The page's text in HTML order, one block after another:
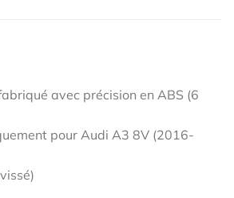
avec précision en ABS (6
pour Audi A3 8V (2016-